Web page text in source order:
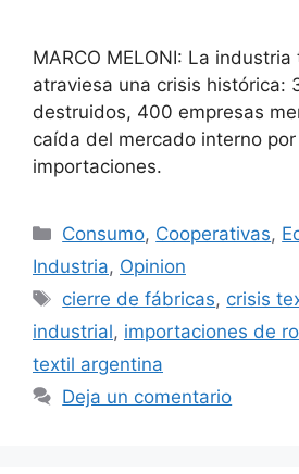
MARCO MELONI: La
atraviesa una crisis histórica:
destruidos, 400 empresas
caída del mercado interno
importaciones.
Consumo, Cooperativas,
Industria, Opinion
cierre de fábricas, crisis
industrial, importaciones de
textil argentina
Deja un comentario